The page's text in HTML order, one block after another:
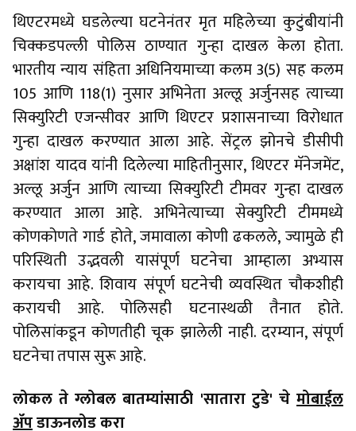
थिएटरमध्ये घडलेल्या घटनेनंतर मृत महिलेच्या कुटुंबीयांनी
चिक्कडपल्ली पोलिस ठाण्यात गुन्हा दाखल केला होता.
भारतीय न्याय संहिता अधिनियमाच्या कलम 3(5) सह कलम
105 आणि 118(1) नुसार अभिनेता अल्लू अर्जुनसह त्याच्या
सिक्युरिटी एजन्सीवर आणि थिएटर प्रशासनाच्या विरोधात
गुन्हा दाखल करण्यात आला आहे. सेंट्रल झोनचे डीसीपी
अक्षांश यादव यांनी दिलेल्या माहितीनुसार, थिएटर मॅनेजमेंट,
अल्लू अर्जुन आणि त्याच्या सिक्युरिटी टीमवर गुन्हा दाखल
करण्यात आला आहे. अभिनेत्याच्या सेक्युरिटी टीममध्ये
कोणकोणते गार्ड होते, जमावाला कोणी ढकलले, ज्यामुळे ही
परिस्थिती उद्भवली यासंपूर्ण घटनेचा आम्हाला अभ्यास
करायचा आहे. शिवाय संपूर्ण घटनेची व्यवस्थित चौकशीही
करायची आहे. पोलिसही घटनास्थळी तैनात होते.
पोलिसांकडून कोणतीही चूक झालेली नाही. दरम्यान, संपूर्ण
घटनेचा तपास सुरू आहे.
लोकल ते ग्लोबल बातम्यांसाठी 'सातारा टुडे' चे मोबाईल
ॲपडाऊनलोड करा